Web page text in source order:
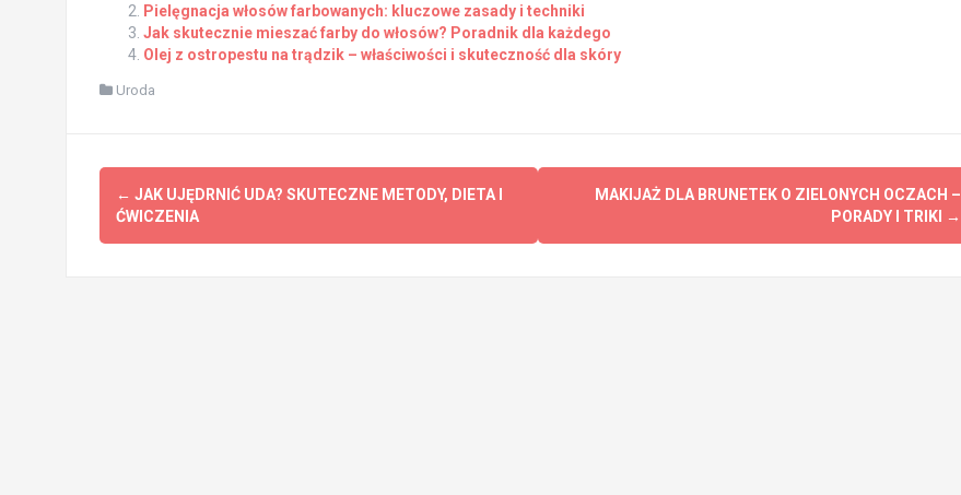
Pielęgnacja włosów farbowanych: kluczowe zasady i techniki
Jak skutecznie mieszać farby do włosów? Poradnik dla każdego
Olej z ostropestu na trądzik – właściwości i skuteczność dla skóry
Uroda
Post
navigation
← JAK UJĘDRNIĆ UDA? SKUTECZNE METODY, DIETA I
ĆWICZENIA
MAKIJAŻ DLA BRUNETEK O ZIELONYCH OCZACH –
PORADY I TRIKI →